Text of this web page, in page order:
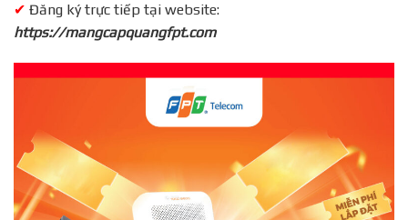
✔ Đăng ký trực tiếp tại website:
https://mangcapquangfpt.com